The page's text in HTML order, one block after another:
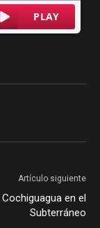
Artículo siguiente
en el
Subterráneo